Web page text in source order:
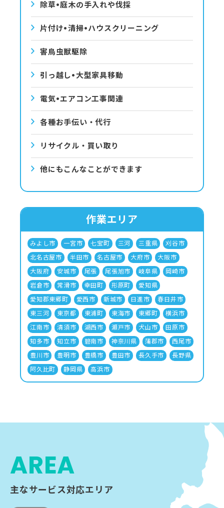
除草•庭⽊の⼿⼊れや伐採
⽚付け•清掃•ハウスクリーニング
害⿃⾍獣駆除
引っ越し•⼤型家具移動
電気•エアコン⼯事関連
各種お手伝い・代行
リサイクル・買い取り
他にもこんなことができます
作業エリア
みよし市 一宮市 七宝町 三河 三重県
刈谷市
北名古屋市
半田市 名古屋市 大府市
大阪市
大阪府
安城市 尾張 尾張旭市 岐阜県
岡崎市
岩倉市
常滑市 幸田町 形原町
愛知県
愛知郡東郷町
愛西市 新城市 日進市
春日井市
東三河
東京都 東浦町 東海市 東郷町
横浜市
江南市
清須市 湖西市 瀬戸市 犬山市
田原市
知多市
知立市 碧南市 神奈川県 蒲郡市
西尾市
豊川市
豊明市 豊橋市 豊田市 長久手市
長野県
阿久比町
静岡県 高浜市
AREA
主なサービス対応エリア